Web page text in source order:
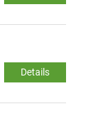
Details